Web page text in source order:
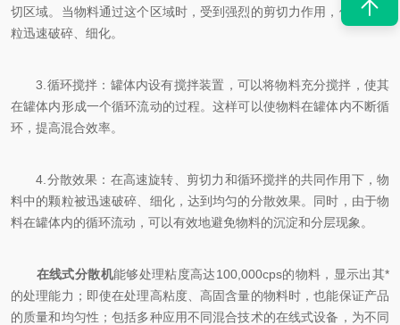
切区域。当物料通过这个区域时，受到强烈的剪切力作用，使物料颗
粒迅速破碎、细化。
3.循环搅拌：罐体内设有搅拌装置，可以将物料充分搅拌，使其
在罐体内形成一个循环流动的过程。这样可以使物料在罐体内不断循
环，提高混合效率。
4.分散效果：在高速旋转、剪切力和循环搅拌的共同作用下，物
料中的颗粒被迅速破碎、细化，达到均匀的分散效果。同时，由于物
料在罐体内的循环流动，可以有效地避免物料的沉淀和分层现象。
在线式分散机能够处理粘度高达100,000cps的物料，显示出其*
的处理能力；即使在处理高粘度、高固含量的物料时，也能保证产品
的质量和均匀性；包括多种应用不同混合技术的在线式设备，为不同